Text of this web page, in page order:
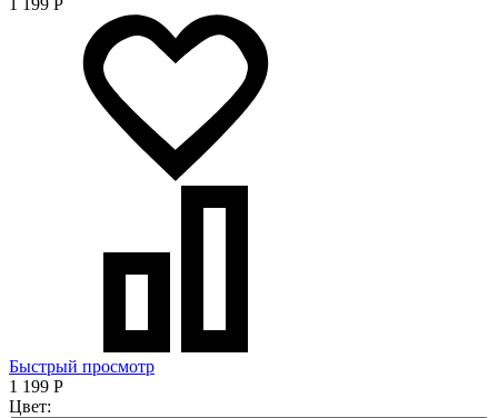
1 199 Р
Быстрый просмотр
1 199 Р
Цвет: